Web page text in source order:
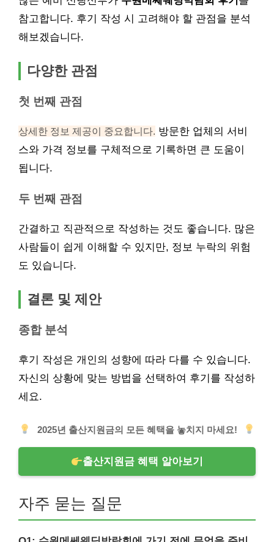
참고합니다. 후기 작성 시 고려해야 할 관점을 분석
해보겠습니다.
다양한 관점
첫 번째 관점
상세한 정보 제공이 중요합니다. 방문한 업체의 서비
스와 가격 정보를 구체적으로 기록하면 큰 도움이
됩니다.
두 번째 관점
간결하고 직관적으로 작성하는 것도 좋습니다. 많은
사람들이 쉽게 이해할 수 있지만, 정보 누락의 위험
도 있습니다.
결론 및 제안
종합 분석
후기 작성은 개인의 성향에 따라 다를 수 있습니다.
자신의 상황에 맞는 방법을 선택하여 후기를 작성하
세요.
2025년 출산지원금의 모든 혜택을 놓치지 마세요!
출산지원금 혜택 알아보기
자주 묻는 질문